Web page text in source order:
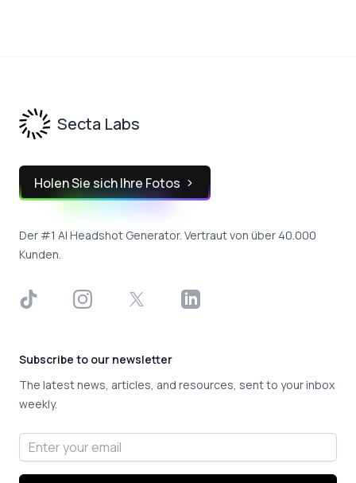
Secta Labs
Holen Sie sich Ihre Fotos
Der #1 AI Headshot Generator. Vertraut von über 40.000
Kunden.
TikTok InstagramX LinkedIn
Subscribe to our newsletter
The latest news, articles, and resources, sent to your inbox
weekly.
Email address